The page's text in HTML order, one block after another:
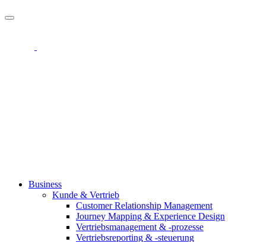
Business
Kunde & Vertrieb
Customer Relationship Management
Journey Mapping & Experience Design
Vertriebsmanagement & -prozesse
Vertriebsreporting & -steuerung